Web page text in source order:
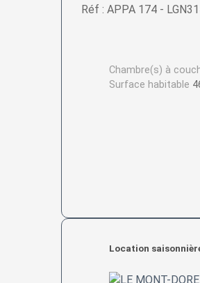
Réf : APPA 174 -
Chambre(s) à
Surface habitable
Location